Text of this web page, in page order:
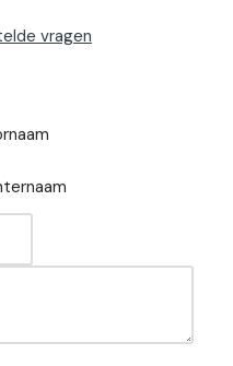
vragen